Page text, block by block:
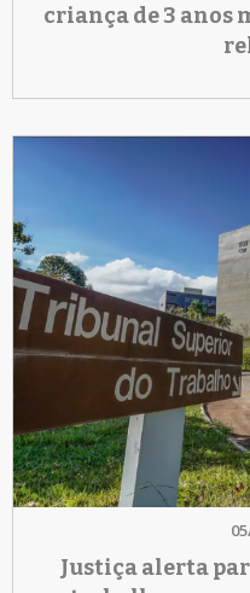
criança de 3 anos
Justiça alerta